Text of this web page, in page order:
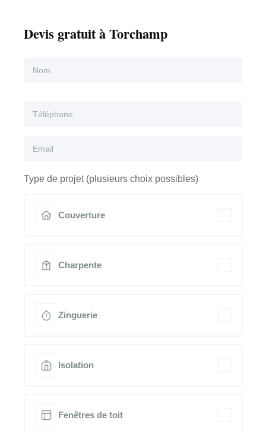
Devis gratuit à Torchamp
Type de projet (plusieurs choix possibles)
Couverture
Charpente
Zinguerie
Isolation
Fenêtres de toit